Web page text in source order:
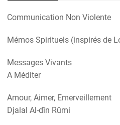
Communication Non Violente
Mémos Spirituels (inspirés de
Messages Vivants
A Méditer
Amour, Aimer, Emerveillement
Djalal Al-dîn Rûmi